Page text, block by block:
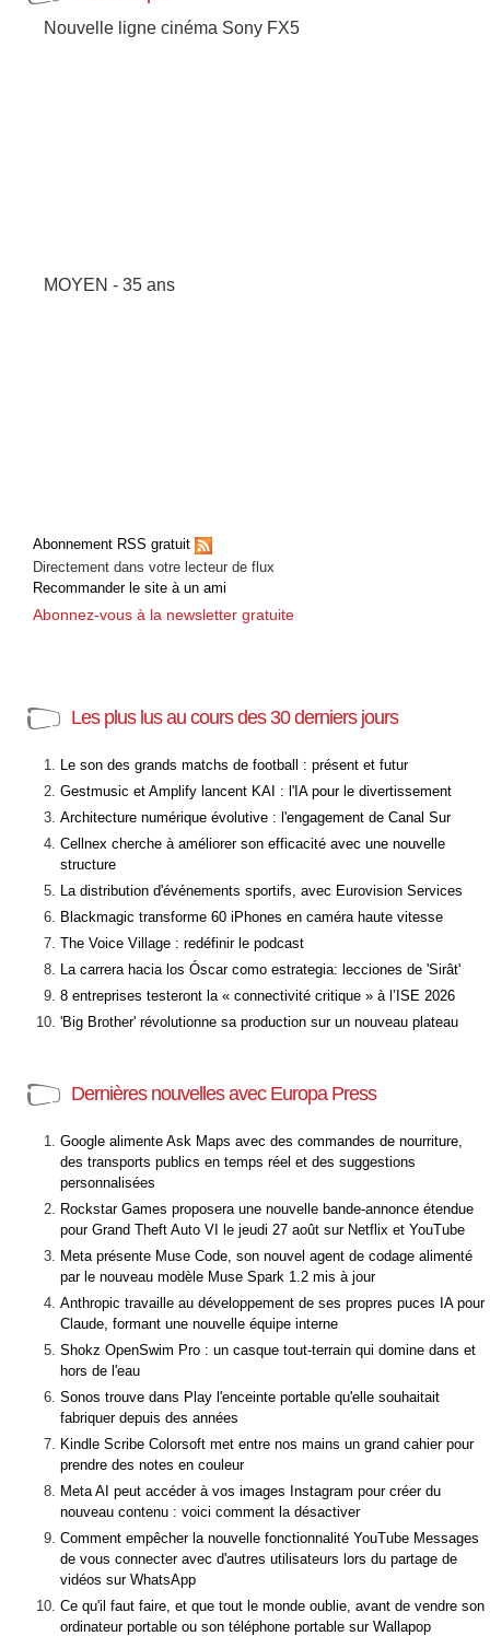
Nouvelle ligne cinéma Sony FX5
MOYEN - 35 ans
Abonnement RSS gratuit
Directement dans votre lecteur de flux
Recommander le site à un ami
Abonnez-vous à la newsletter gratuite
Les plus lus au cours des 30 derniers jours
Le son des grands matchs de football : présent et futur
Gestmusic et Amplify lancent KAI : l'IA pour le divertissement
Architecture numérique évolutive : l'engagement de Canal Sur
Cellnex cherche à améliorer son efficacité avec une nouvelle
structure
La distribution d'événements sportifs, avec Eurovision Services
Blackmagic transforme 60 iPhones en caméra haute vitesse
The Voice Village : redéfinir le podcast
La carrera hacia los Óscar como estrategia: lecciones de 'Sirât'
8 entreprises testeront la « connectivité critique » à l’ISE 2026
'Big Brother' révolutionne sa production sur un nouveau plateau
Dernières nouvelles avec Europa Press
Google alimente Ask Maps avec des commandes de nourriture,
des transports publics en temps réel et des suggestions
personnalisées
Rockstar Games proposera une nouvelle bande-annonce étendue
pour Grand Theft Auto VI le jeudi 27 août sur Netflix et YouTube
Meta présente Muse Code, son nouvel agent de codage alimenté
par le nouveau modèle Muse Spark 1.2 mis à jour
Anthropic travaille au développement de ses propres puces IA pour
Claude, formant une nouvelle équipe interne
Shokz OpenSwim Pro : un casque tout-terrain qui domine dans et
hors de l'eau
Sonos trouve dans Play l'enceinte portable qu'elle souhaitait
fabriquer depuis des années
Kindle Scribe Colorsoft met entre nos mains un grand cahier pour
prendre des notes en couleur
Meta AI peut accéder à vos images Instagram pour créer du
nouveau contenu : voici comment la désactiver
Comment empêcher la nouvelle fonctionnalité YouTube Messages
de vous connecter avec d'autres utilisateurs lors du partage de
vidéos sur WhatsApp
Ce qu'il faut faire, et que tout le monde oublie, avant de vendre son
ordinateur portable ou son téléphone portable sur Wallapop